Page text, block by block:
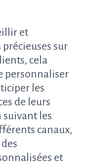
et
sur
cela
personnaliser
les
de leurs
suivant les
canaux,
et